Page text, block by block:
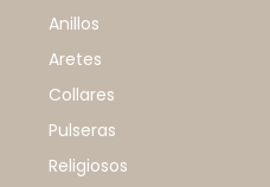
Anillos
Aretes
Collares
Pulseras
Religiosos